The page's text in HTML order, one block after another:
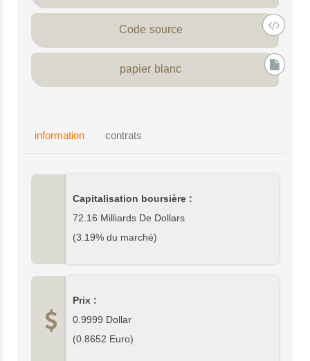
Code source
papier blanc
information contrats
Capitalisation boursière :
72.16 Milliards De Dollars
(3.19% du marché)
Prix :
0.9999 Dollar
(0.8652 Euro)